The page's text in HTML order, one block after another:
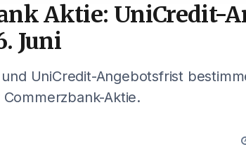
Aktie: UniCredit-
Juni
und UniCredit-Angebotsfrist
Aktie.